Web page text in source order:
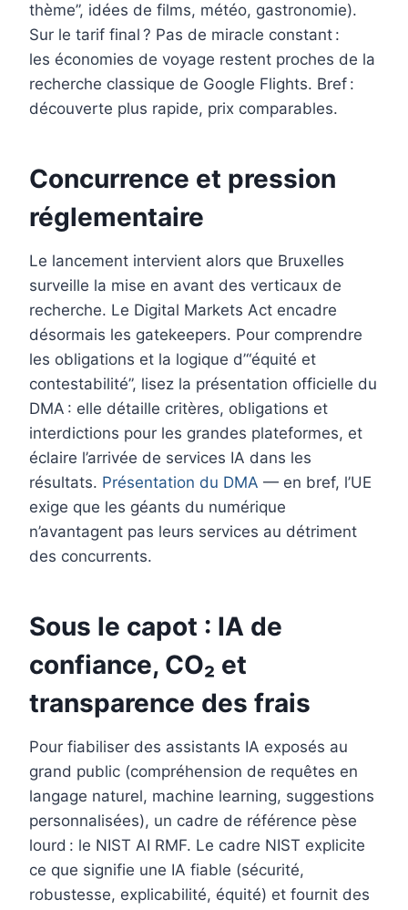
thème”, idées de films, météo, gastronomie).
Sur le tarif final ? Pas de miracle constant :
les économies de voyage restent proches de la
recherche classique de Google Flights. Bref :
découverte plus rapide, prix comparables.
Concurrence et pression
réglementaire
Le lancement intervient alors que Bruxelles
surveille la mise en avant des verticaux de
recherche. Le Digital Markets Act encadre
désormais les gatekeepers. Pour comprendre
les obligations et la logique d’“équité et
contestabilité”, lisez la présentation officielle du
DMA : elle détaille critères, obligations et
interdictions pour les grandes plateformes, et
éclaire l’arrivée de services IA dans les
résultats. Présentation du DMA — en bref, l’UE
exige que les géants du numérique
n’avantagent pas leurs services au détriment
des concurrents.
Sous le capot : IA de
confiance, CO₂ et
transparence des frais
Pour fiabiliser des assistants IA exposés au
grand public (compréhension de requêtes en
langage naturel, machine learning, suggestions
personnalisées), un cadre de référence pèse
lourd : le NIST AI RMF. Le cadre NIST explicite
ce que signifie une IA fiable (sécurité,
robustesse, explicabilité, équité) et fournit des